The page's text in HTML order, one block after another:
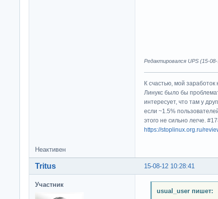
Редактировался UPS (15-
К счастью, мой
Линукс было бы
интересует, что там у
если ~1.5%
этого не сильно легче.
https://stoplinux.org.ru/
Неактивен
15-08-12 10:28:41
Tritus
Участник
usual_user пишет: